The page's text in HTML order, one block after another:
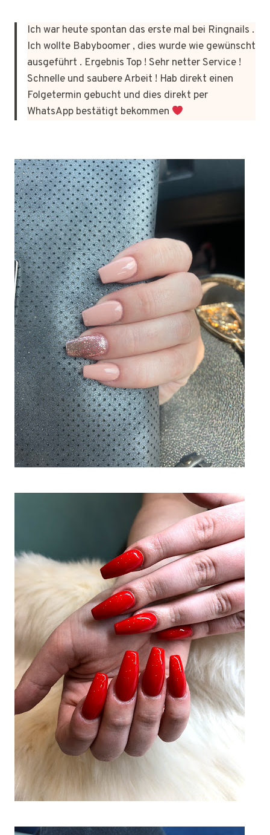
Ich war heute spontan das erste mal bei Ringnails .
Ich wollte Babyboomer , dies wurde wie gewünscht
ausgeführt . Ergebnis Top ! Sehr netter Service !
Schnelle und saubere Arbeit ! Hab direkt einen
Folgetermin gebucht und dies direkt per
WhatsApp bestätigt bekommen